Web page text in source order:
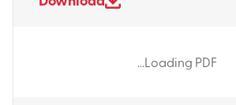
Loading PDF...